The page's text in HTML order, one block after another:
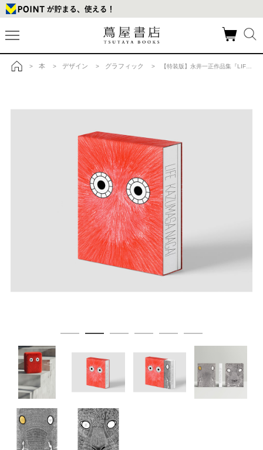
> 本 > デザイン > グラフィック > 【特装版】永井一正作品集『LIFE』の商品詳細